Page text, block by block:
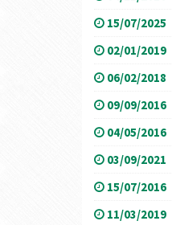
15/07/2025
02/01/2019
06/02/2018
09/09/2016
04/05/2016
03/09/2021
15/07/2016
11/03/2019